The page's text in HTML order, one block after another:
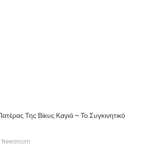
Της Βίκυς Καγιά – Το Συγκινητικό
Newsroom